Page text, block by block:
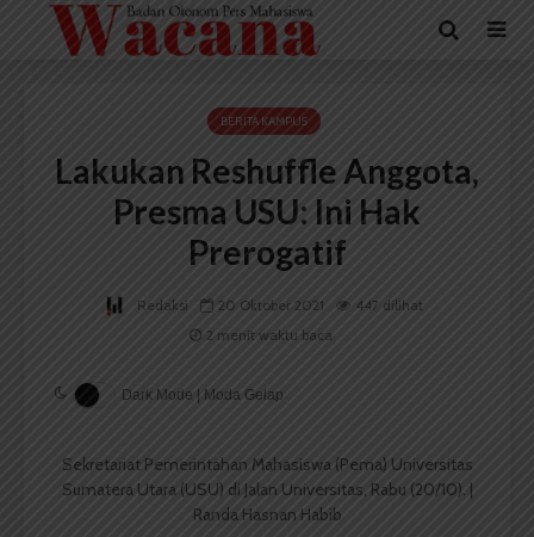
BERITA KAMPUS
Lakukan Reshuffle Anggota,
Presma USU: Ini Hak
Prerogatif
Redaksi 20 Oktober 2021
447 dilihat
2 menit waktu baca
Dark Mode | Moda Gelap
Sekretariat Pemerintahan Mahasiswa (Pema) Universitas
Sumatera Utara (USU) di Jalan Universitas, Rabu (20/10). |
Randa Hasnan Habib